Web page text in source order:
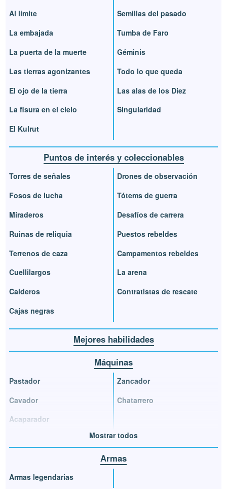
Al límite
La embajada
La puerta de la muerte
Las tierras agonizantes
El ojo de la tierra
La fisura en el cielo
El Kulrut
Semillas del pasado
Tumba de Faro
Géminis
Todo lo que queda
Las alas de los Diez
Singularidad
Puntos de interés y coleccionables
Torres de señales
Fosos de lucha
Miraderos
Ruinas de reliquia
Terrenos de caza
Cuellilargos
Calderos
Cajas negras
Drones de observación
Tótems de guerra
Desafíos de carrera
Puestos rebeldes
Campamentos rebeldes
La arena
Contratistas de rescate
Mejores habilidades
Máquinas
Pastador
Cavador
Acaparador
Zancador
Chatarrero
Mostrar todos
Armas
Armas legendarias